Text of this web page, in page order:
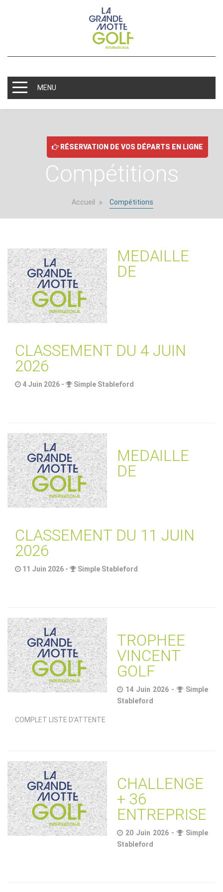
MENU
RÉSERVATION DE VOS DÉPARTS EN LIGNE
Compétitions
Accueil Compétitions
MEDAILLE
DE
CLASSEMENT DU 4 JUIN
2026
4 Juin 2026 - Simple Stableford
MEDAILLE
DE
CLASSEMENT DU 11 JUIN
2026
11 Juin 2026 - Simple Stableford
TROPHEE
VINCENT
GOLF
14 Juin 2026 -
Simple
Stableford
COMPLET LISTE D'ATTENTE
CHALLENGE
+ 36
ENTREPRISE
20 Juin 2026 -
Simple
Stableford